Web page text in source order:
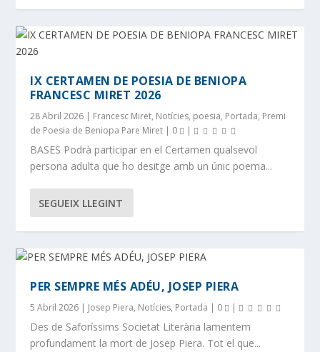
IX CERTAMEN DE POESIA DE BENIOPA
FRANCESC MIRET 2026
28 Abril 2026 | Francesc Miret, Notícies, poesia, Portada, Premi
de Poesia de Beniopa Pare Miret | 0 |
BASES Podrà participar en el Certamen qualsevol
persona adulta que ho desitge amb un únic poema...
SEGUEIX LLEGINT
PER SEMPRE MÉS ADÉU, JOSEP PIERA
5 Abril 2026 | Josep Piera, Notícies, Portada | 0 |
Des de Saforíssims Societat Literària lamentem
profundament la mort de Josep Piera. Tot el que...